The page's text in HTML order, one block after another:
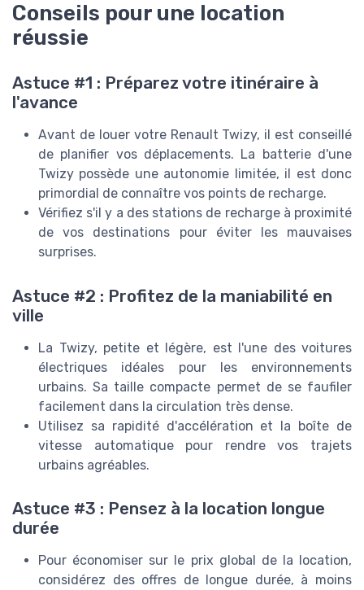
Conseils pour une location
réussie
Astuce #1 : Préparez votre itinéraire à
l'avance
Avant de louer votre Renault Twizy, il est conseillé
de planifier vos déplacements. La batterie d'une
Twizy possède une autonomie limitée, il est donc
primordial de connaître vos points de recharge.
Vérifiez s'il y a des stations de recharge à proximité
de vos destinations pour éviter les mauvaises
surprises.
Astuce #2 : Profitez de la maniabilité en
ville
La Twizy, petite et légère, est l'une des voitures
électriques idéales pour les environnements
urbains. Sa taille compacte permet de se faufiler
facilement dans la circulation très dense.
Utilisez sa rapidité d'accélération et la boîte de
vitesse automatique pour rendre vos trajets
urbains agréables.
Astuce #3 : Pensez à la location longue
durée
Pour économiser sur le prix global de la location,
considérez des offres de longue durée, à moins